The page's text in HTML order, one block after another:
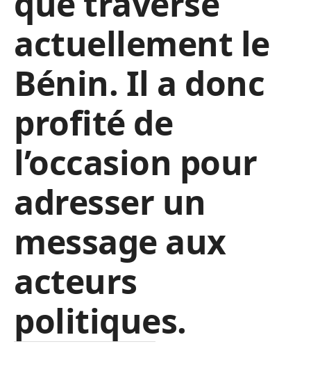
actuellement le
Bénin. Il a donc
profité de
l’occasion pour
adresser un
message aux
acteurs
politiques.